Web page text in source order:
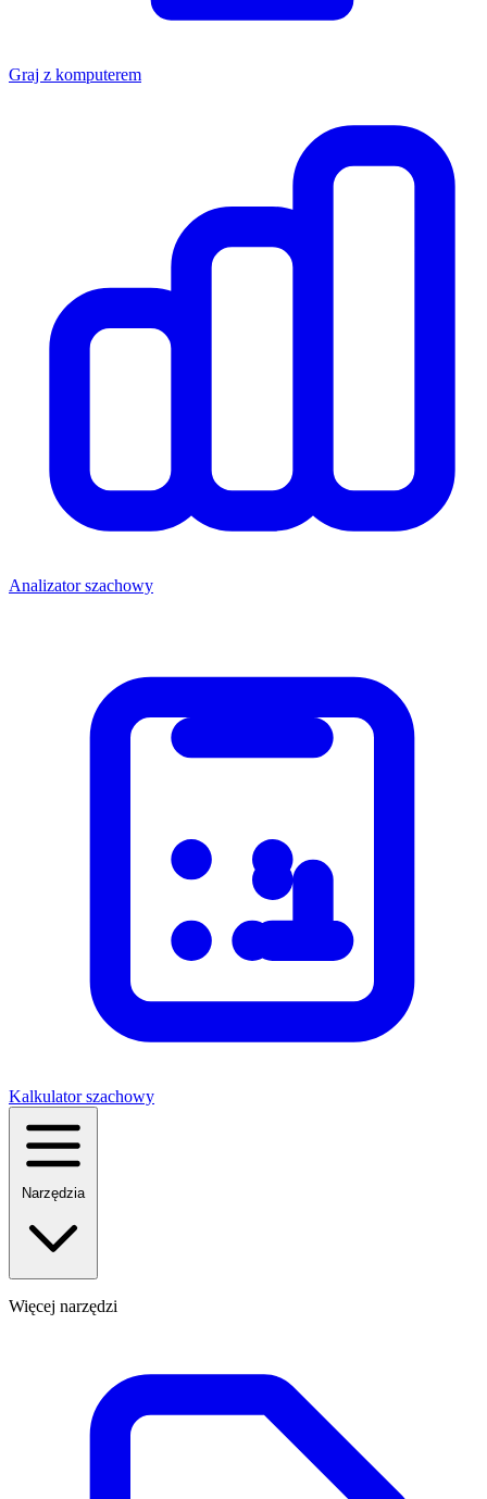
Graj z komputerem
Analizator szachowy
Kalkulator szachowy
Narzędzia
Więcej narzędzi